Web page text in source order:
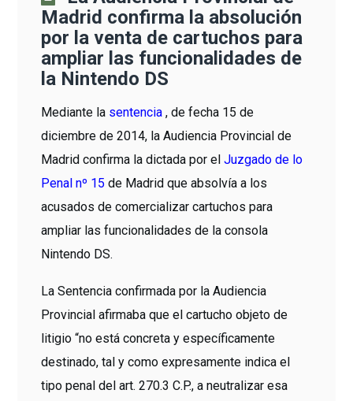
Madrid confirma la absolución
por la venta de cartuchos para
ampliar las funcionalidades de
la Nintendo DS
Mediante la sentencia, de fecha 15 de
diciembre de 2014, la Audiencia Provincial de
Madrid confirma la dictada por elJuzgado de lo
Penal nº 15 de Madrid que absolvía a los
acusados de comercializar cartuchos para
ampliar las funcionalidades de la consola
Nintendo DS.
La Sentencia confirmada por la Audiencia
Provincial afirmaba que el cartucho objeto de
litigio “no está concreta y específicamente
destinado, tal y como expresamente indica el
tipo penal del art. 270.3 C.P., a neutralizar esa